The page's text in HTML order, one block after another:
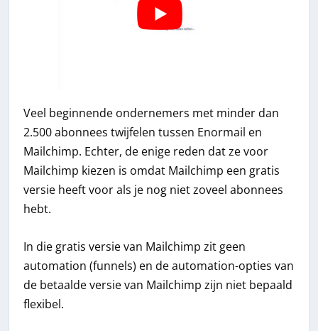
Veel beginnende ondernemers met minder dan
2.500 abonnees twijfelen tussen Enormail en
Mailchimp. Echter, de enige reden dat ze voor
Mailchimp kiezen is omdat Mailchimp een gratis
versie heeft voor als je nog niet zoveel abonnees
hebt.
In die gratis versie van Mailchimp zit geen
automation (funnels) en de automation-opties van
de betaalde versie van Mailchimp zijn niet bepaald
flexibel.